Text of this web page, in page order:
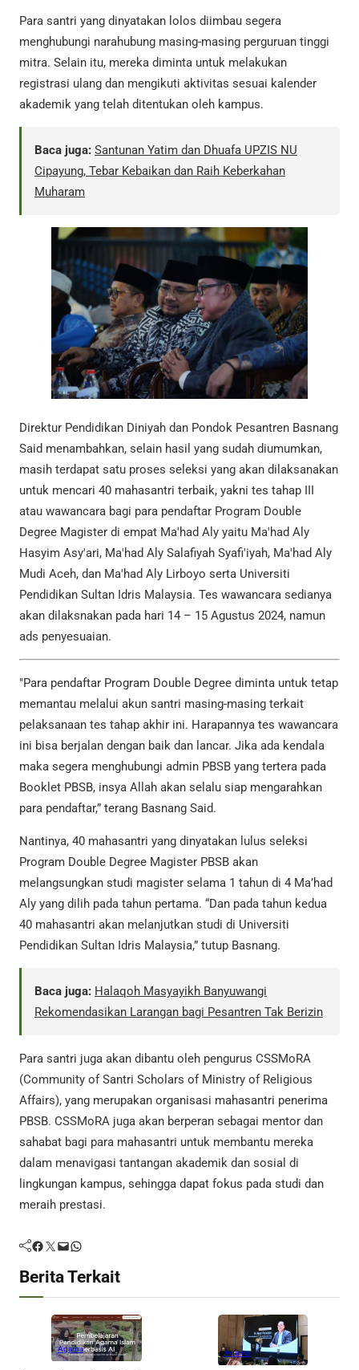
Para santri yang dinyatakan lolos diimbau segera
menghubungi narahubung masing-masing perguruan tinggi
mitra. Selain itu, mereka diminta untuk melakukan
registrasi ulang dan mengikuti aktivitas sesuai kalender
akademik yang telah ditentukan oleh kampus.
Baca juga: Santunan Yatim dan Dhuafa UPZIS NU
Cipayung, Tebar Kebaikan dan Raih Keberkahan
Muharam
Direktur Pendidikan Diniyah dan Pondok Pesantren Basnang
Said menambahkan, selain hasil yang sudah diumumkan,
masih terdapat satu proses seleksi yang akan dilaksanakan
untuk mencari 40 mahasantri terbaik, yakni tes tahap III
atau wawancara bagi para pendaftar Program Double
Degree Magister di empat Ma'had Aly yaitu Ma'had Aly
Hasyim Asy'ari, Ma'had Aly Salafiyah Syafi'iyah, Ma'had Aly
Mudi Aceh, dan Ma'had Aly Lirboyo serta Universiti
Pendidikan Sultan Idris Malaysia. Tes wawancara sedianya
akan dilaksnakan pada hari 14 – 15 Agustus 2024, namun
ads penyesuaian.
"Para pendaftar Program Double Degree diminta untuk tetap
memantau melalui akun santri masing-masing terkait
pelaksanaan tes tahap akhir ini. Harapannya tes wawancara
ini bisa berjalan dengan baik dan lancar. Jika ada kendala
maka segera menghubungi admin PBSB yang tertera pada
Booklet PBSB, insya Allah akan selalu siap mengarahkan
para pendaftar,” terang Basnang Said.
Nantinya, 40 mahasantri yang dinyatakan lulus seleksi
Program Double Degree Magister PBSB akan
melangsungkan studi magister selama 1 tahun di 4 Ma’had
Aly yang dilih pada tahun pertama. “Dan pada tahun kedua
40 mahasantri akan melanjutkan studi di Universiti
Pendidikan Sultan Idris Malaysia,” tutup Basnang.
Baca juga: Halaqoh Masyayikh Banyuwangi
Rekomendasikan Larangan bagi Pesantren Tak Berizin
Para santri juga akan dibantu oleh pengurus CSSMoRA
(Community of Santri Scholars of Ministry of Religious
Affairs), yang merupakan organisasi mahasantri penerima
PBSB. CSSMoRA juga akan berperan sebagai mentor dan
sahabat bagi para mahasantri untuk membantu mereka
dalam menavigasi tantangan akademik dan sosial di
lingkungan kampus, sehingga dapat fokus pada studi dan
meraih prestasi.
Facebook Twitter Mail WhatsApp
Berita Terkait
Agama Agama